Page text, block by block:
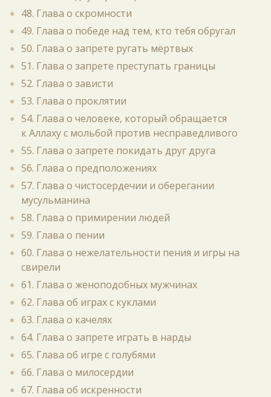
48. Глава о скромности
49. Глава о победе над тем, кто тебя обругал
50. Глава о запрете ругать мёртвых
51. Глава о запрете преступать границы
52. Глава о зависти
53. Глава о проклятии
54. Глава о человеке, который обращается
к Аллаху с мольбой против несправедливого
55. Глава о запрете покидать друг друга
56. Глава о предположениях
57. Глава о чистосердечии и оберегании
мусульманина
58. Глава о примирении людей
59. Глава о пении
60. Глава о нежелательности пения и игры на
свирели
61. Глава о женоподобных мужчинах
62. Глава об играх с куклами
63. Глава о качелях
64. Глава о запрете играть в нарды
65. Глава об игре с голубями
66. Глава о милосердии
67. Глава об искренности